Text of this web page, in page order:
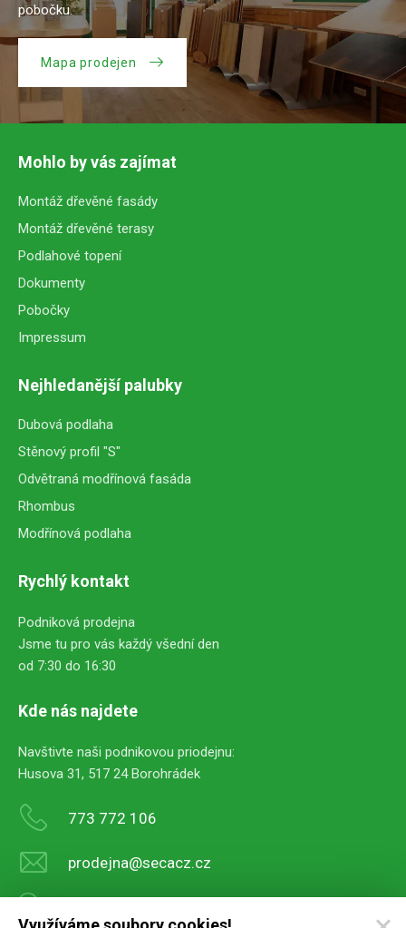
pobočku.
Mapa prodejen
Mohlo by vás zajímat
Montáž dřevěné fasády
Montáž dřevěné terasy
Podlahové topení
Dokumenty
Pobočky
Impressum
Nejhledanější palubky
Dubová podlaha
Stěnový profil "S"
Odvětraná modřínová fasáda
Rhombus
Modřínová podlaha
Rychlý kontakt
Podniková prodejna
Jsme tu pro vás každý všední den
od 7:30 do 16:30
Kde nás najdete
Navštivte naši podnikovou priodejnu:
Husova 31, 517 24 Borohrádek
773 772 106
prodejna@secacz.cz